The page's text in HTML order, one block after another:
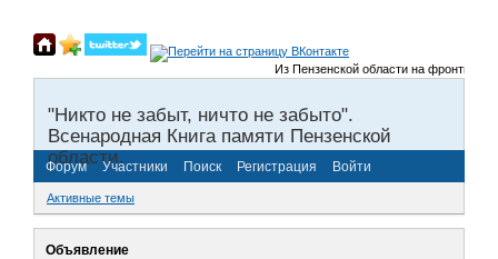
Из Пензенской области на фронты
"Никто не забыт, ничто не забыто".
Всенародная Книга памяти Пензенской
области.
Форум Участники Поиск Регистрация Войти
Активные темы
Объявление